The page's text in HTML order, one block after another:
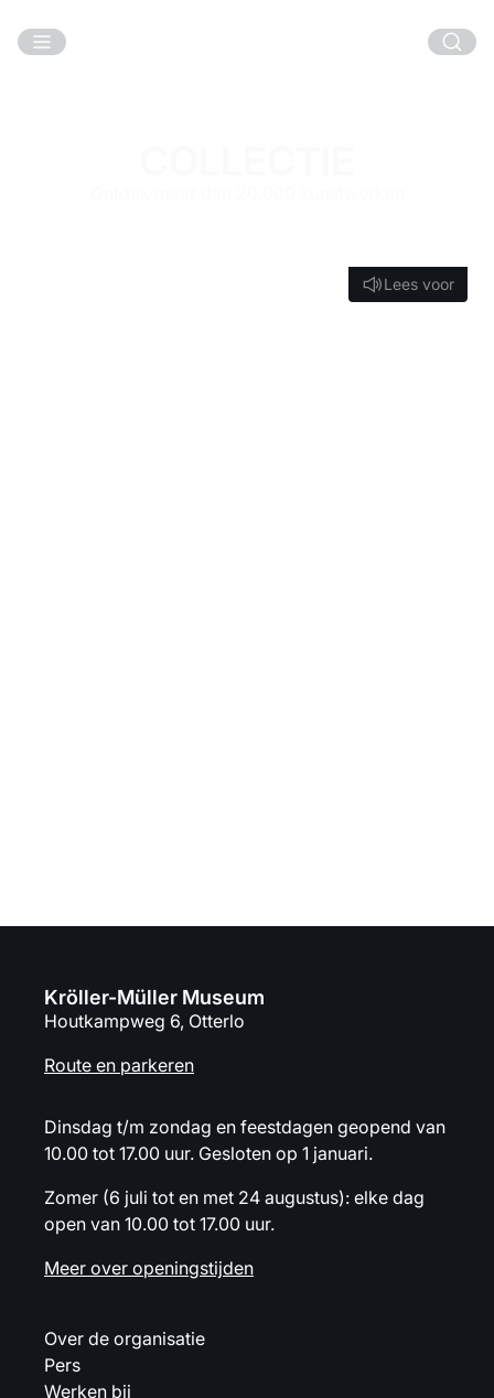
Lees voor
Lees voor
Kröller-Müller Museum
Houtkampweg 6, Otterlo
Route en parkeren
Dinsdag t/m zondag en feestdagen geopend van
10.00 tot 17.00 uur. Gesloten op 1 januari.
Zomer (6 juli tot en met 24 augustus): elke dag
open van 10.00 tot 17.00 uur.
Meer over openingstijden
Over de organisatie
Pers
Werken bij